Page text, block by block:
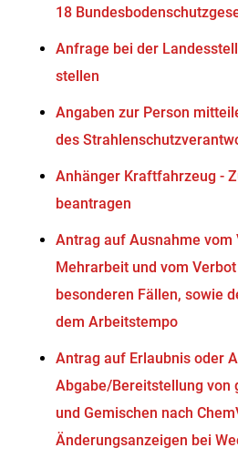
18
Anfrage bei der
stellen
Angaben zur Person
des
Anhänger Kraftfahrzeug -
beantragen
Antrag auf Ausnahme vom
Mehrarbeit und vom
besonderen Fällen, sowie
dem Arbeitstempo
Antrag auf Erlaubnis oder
Abgabe/Bereitstellung von
und Gemischen nach
Änderungsanzeigen bei